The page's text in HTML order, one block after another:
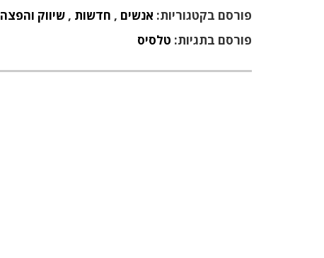
פורסם בקטגוריות: אנשים , חדשות , שיווק והפצה
פורסם בתגיות: טלסיס